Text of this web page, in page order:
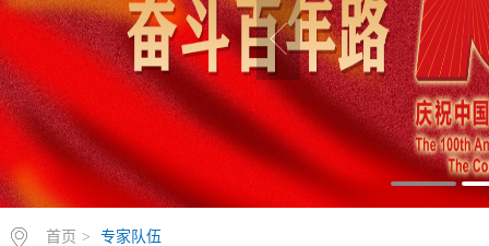
首页 > 专家队伍